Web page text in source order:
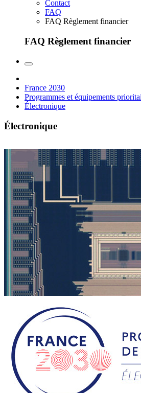
Contact
FAQ
FAQ Règlement financier
FAQ Règlement financier
France 2030
Programmes et équipements
Électronique
Électronique